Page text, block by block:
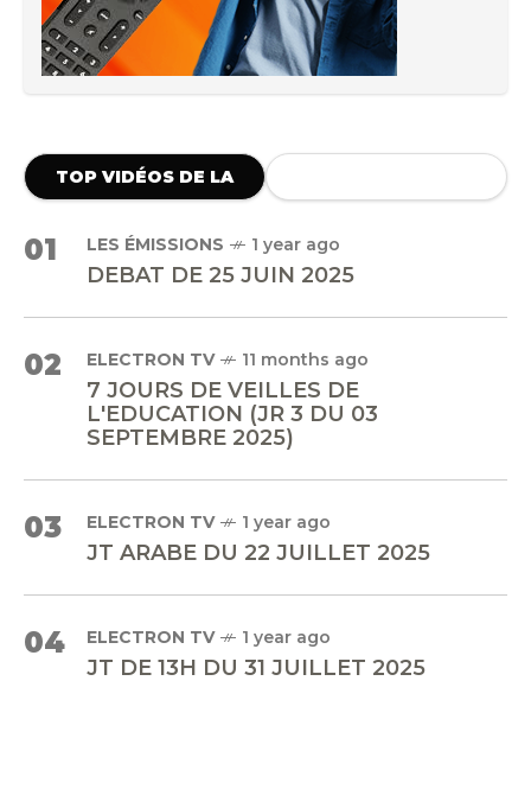
TOP VIDÉOS DE LA
01 LES ÉMISSIONS 1 year ago
DEBAT DE 25 JUIN 2025
02 ELECTRON TV 11 months ago
7 JOURS DE VEILLES DE
L'EDUCATION (JR 3 DU 03
SEPTEMBRE 2025)
03 ELECTRON TV 1 year ago
JT ARABE DU 22 JUILLET 2025
04 ELECTRON TV 1 year ago
JT DE 13H DU 31 JUILLET 2025